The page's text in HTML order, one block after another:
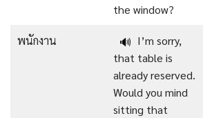
the window?
พนักงาน 🔊 I’m sorry,
that table is
already reserved.
Would you mind
sitting that